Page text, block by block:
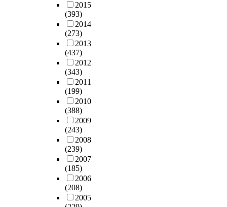
2015
(393)
2014
(273)
2013
(437)
2012
(343)
2011
(199)
2010
(388)
2009
(243)
2008
(239)
2007
(185)
2006
(208)
2005